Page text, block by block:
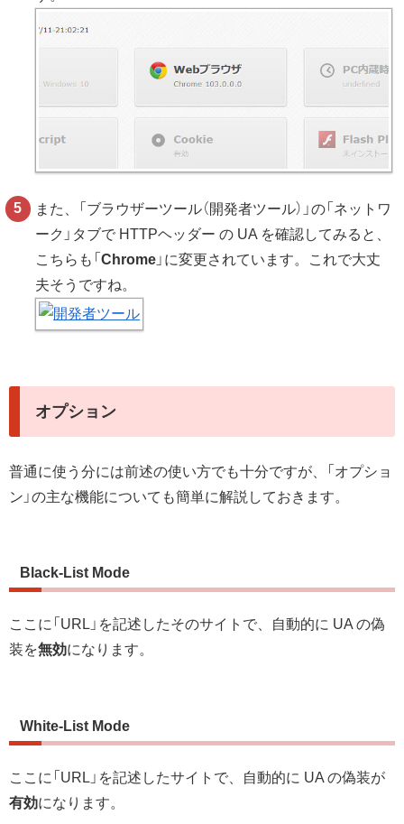
また、「ブラウザーツール（開発者ツール）」の「ネットワ
ーク」タブで HTTPヘッダー の UA を確認してみると、
こちらも「Chrome 」に変更されています。これで大丈
夫そうですね。
オプション
普通に使う分には前述の使い方でも十分ですが、「オプショ
ン」の主な機能についても簡単に解説しておきます。
Black-List Mode
ここに「URL」を記述したそのサイトで、自動的に UA の偽
装を無効になります。
White-List Mode
ここに「URL」を記述したサイトで、自動的に UA の偽装が
有効になります。